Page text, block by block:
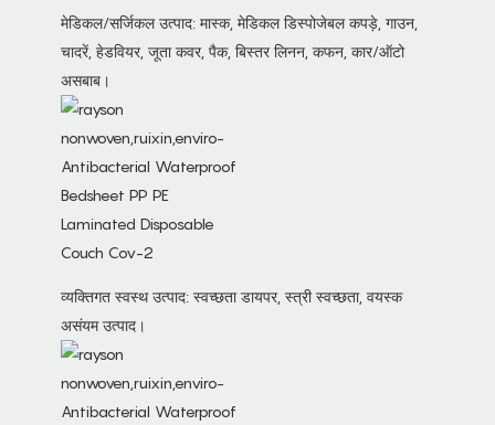
मेडिकल/सर्जिकल उत्पाद: मास्क, मेडिकल डिस्पोजेबल कपड़े, गाउन,
चादरें, हेडवियर, जूता कवर, पैक, बिस्तर लिनन, कफन, कार/ऑटो
असबाब।
व्यक्तिगत स्वस्थ उत्पाद: स्वच्छता डायपर, स्त्री स्वच्छता, वयस्क
असंयम उत्पाद।